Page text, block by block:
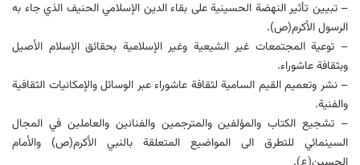
– تبیین تأثیر النهضة الحسینیة علی بقاء الدین الإسلامي الحنیف الذي جاء به
الرسول الأكرم(ص).
– توعیة المجتمعات غیر الشیعیة وغیر الإسلامیة بحقائق الإسلام الأصیل
وبثقافة عاشوراء.
– نشر وتعمیم القیم السامیة لثقافة عاشوراء عبر الوسائل والإمكانیات الثقافیة
والفنیة.
– تشجیع الكتاب والمؤلفین والمترجمین والفنانین والعاملین في المجال
السینمائي للتطرق الی المواضیع المتعلقة بالنبي الأكرم(ص) والأمام